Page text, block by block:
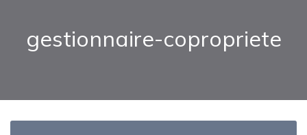
gestionnaire-copropriete